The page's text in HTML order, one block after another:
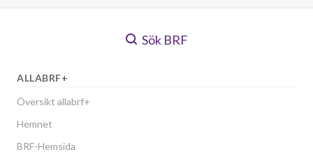
Sök BRF
ALLABRF+
Översikt allabrf+
Hemnet
BRF-Hemsida